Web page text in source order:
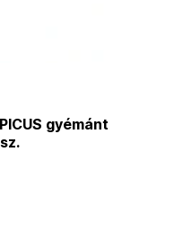
gyémánt